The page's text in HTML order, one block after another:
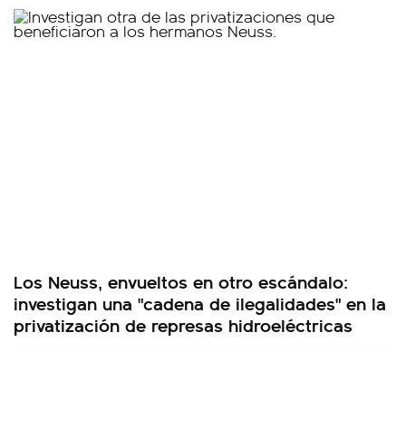
Los Neuss, envueltos en otro escándalo:
investigan una "cadena de ilegalidades" en la
privatización de represas hidroeléctricas